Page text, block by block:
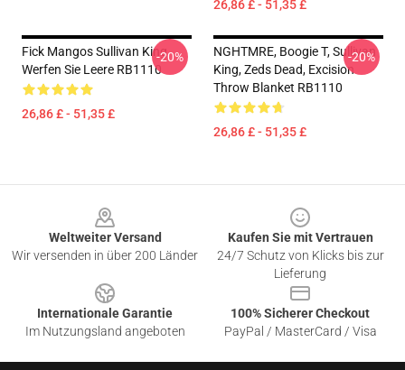
26,86 £ - 51,35 £
Fick Mangos Sullivan King
Werfen Sie Leere RB1110
26,86 £ - 51,35 £
-20%
NGHTMRE, Boogie T, Sullivan
King, Zeds Dead, Excision
Throw Blanket RB1110
26,86 £ - 51,35 £
-20%
Weltweiter Versand
Wir versenden in über 200 Länder
Kaufen Sie mit Vertrauen
24/7 Schutz von Klicks bis zur
Lieferung
Internationale Garantie
Im Nutzungsland angeboten
100% Sicherer Checkout
PayPal / MasterCard / Visa